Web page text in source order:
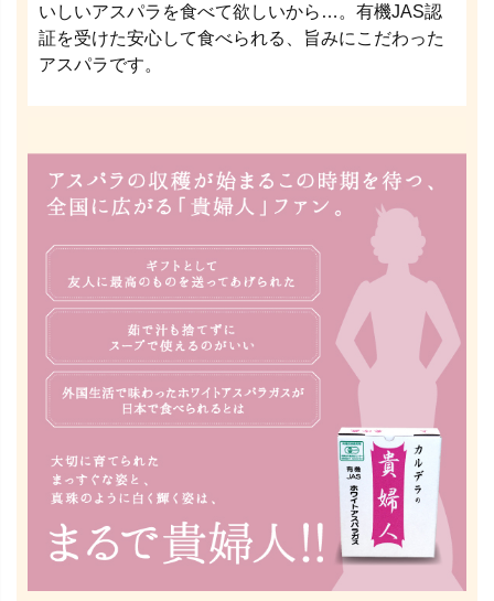
いしいアスパラを食べて欲しいから…。有機JAS認
証を受けた安心して食べられる、旨みにこだわった
アスパラです。